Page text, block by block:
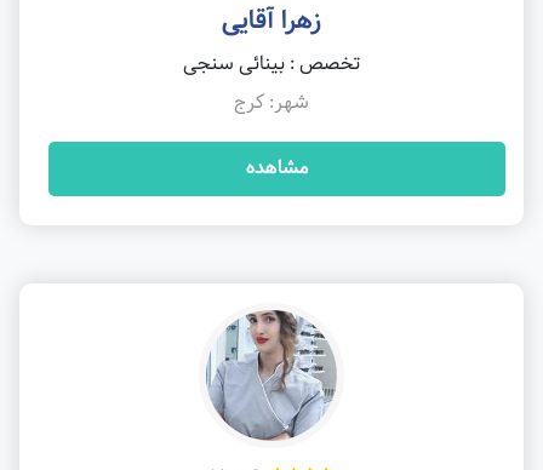
زهرا آقایی
تخصص : بینائی سنجی
شهر: کرج
مشاهده